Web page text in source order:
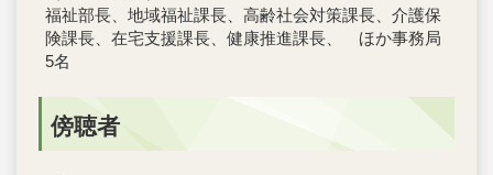
福祉部長、地域福祉課長、高齢社会対策課長、介護保
険課長、在宅支援課長、健康推進課長、 ほか事務局
5名
傍聴者